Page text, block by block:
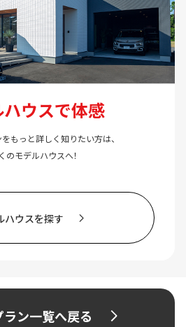
ウスで体感
もっと詳しく知りたい方は、
のモデルハウスへ！
ハウスを探す
ン一覧へ戻る